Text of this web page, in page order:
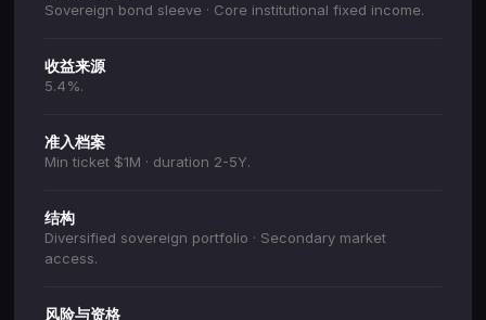
Sovereign bond sleeve · Core institutional fixed income.
收益来源
5.4%.
准入档案
Min ticket $1M · duration 2-5Y.
结构
Diversified sovereign portfolio · Secondary market
access.
风险与资格